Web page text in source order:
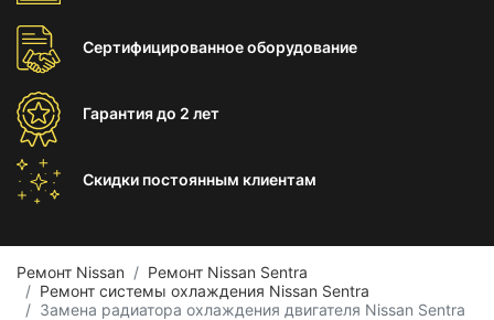
Сертифицированноеоборудование
Гарантиядо 2 лет
Скидки постоянным клиентам
Ремонт Nissan
Ремонт Nissan Sentra
Ремонт системы охлаждения Nissan Sentra
Замена радиатора охлаждения двигателя Nissan Sentra